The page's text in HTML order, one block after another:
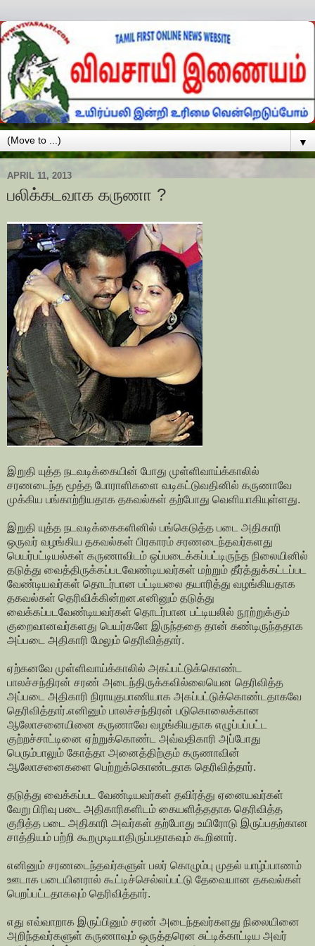
▼
APRIL 11, 2013
பலிக்கடவாக கருணா ?
இறுதி யுத்த நடவடிக்கையின் போது முள்ளிவாய்க்காலில்
சரணடைந்த மூத்த போராளிகளை வடிகட்டுவதினில் கருணாவே
முக்கிய பங்காற்றியதாக தகவல்கள் தற்போது வெளியாகியுள்ளது.
இறுதி யுத்த நடவடிக்கைகளினில் பங்கெடுத்த படை அதிகாரி
ஒருவர் வழங்கிய தகவல்கள் பிரகாரம் சரணடைந்தவர்களது
பெயர்பட்டியல்கள் கருணாவிடம் ஒப்படைக்கப்பட்டிருந்த நிலையினில்
தடுத்து வைத்திருக்கப்படவேண்டியவர்கள் மற்றும் தீர்த்துக்கட்டப்பட
வேண்டியவர்கள் தொடர்பான பட்டியலை தயாரித்து வழங்கியதாக
தகவல்கள் தெரிவிக்கின்றன.எனினும் தடுத்து
வைக்கப்படவேண்டியவர்கள் தொடர்பான பட்டியலில் நூற்றுக்கும்
குறைவானவர்களது பெயர்களே இருந்ததை தான் கண்டிருந்ததாக
அப்படை அதிகாரி மேலும் தெரிவித்தார்.
ஏற்கனவே முள்ளிவாய்க்காலில் அகப்பட்டுக்கொண்ட
பாலச்சந்திரன் சரண் அடைந்திருக்கவில்லையென தெரிவித்த
அப்படை அதிகாரி நிராயுதபாணியாக அகப்பட்டுக்கொண்டதாகவே
தெரிவித்தார்.எனினும் பாலச்சந்திரன் படுகொலைக்கான
ஆலோசனையினை கருணாவே வழங்கியதாக எழுப்பப்பட்ட
குற்றச்சாட்டினை ஏற்றுக்கொண்ட அவ்வதிகாரி அப்போது
பெரும்பாலும் கோத்தா அனைத்திற்கும் கருணாவின்
ஆலோசனைகளை பெற்றுக்கொண்டதாக தெரிவித்தார்.
தடுத்து வைக்கப்பட வேண்டியவர்கள் தவிர்த்து ஏனையவர்கள்
வேறு பிரிவு படை அதிகாரிகளிடம் கையளித்ததாக தெரிவித்த
குறித்த படை அதிகாரி அவர்கள் தற்போது உயிரோடு இருப்பதற்கான
சாத்தியம் பற்றி கூறமுடியாதிருப்பதாகவும் கூறினார்.
எனினும் சரணடைந்தவர்களுள் பலர் கொழும்பு முதல் யாழ்ப்பாணம்
ஊடாக படையினரால் கூட்டிச்செல்லப்பட்டு தேவையான தகவல்கள்
பெறப்பட்டதாகவும் தெரிவித்தார்.
எது எவ்வாறாக இருப்பினும் சரண் அடைந்தவர்களது நிலையினை
அறிந்தவர்களுள் கருணாவும் ஒருத்தரென சுட்டிக்காட்டிய அவர்